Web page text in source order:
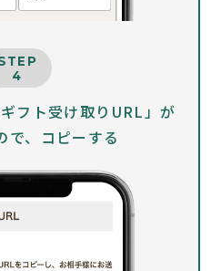
4
フト受け取りURL」が
で、コピーする